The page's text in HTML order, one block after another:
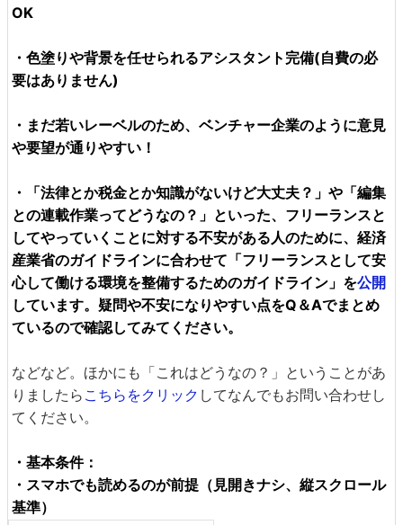
OK
・色塗りや背景を任せられるアシスタント完備(自費の必
要はありません)
・まだ若いレーベルのため、ベンチャー企業のように意見
や要望が通りやすい！
・「法律とか税金とか知識がないけど大丈夫？」や「編集
との連載作業ってどうなの？」といった、フリーランスと
してやっていくことに対する不安がある人のために、経済
産業省のガイドラインに合わせて「フリーランスとして安
心して働ける環境を整備するためのガイドライン」を公開
しています。疑問や不安になりやすい点をQ＆Aでまとめ
ているので確認してみてください。
などなど。ほかにも「これはどうなの？」ということがあ
りましたら こちらをクリック してなんでもお問い合わせし
てください。
・基本条件：
・スマホでも読めるのが前提（見開きナシ、縦スクロール
基準）